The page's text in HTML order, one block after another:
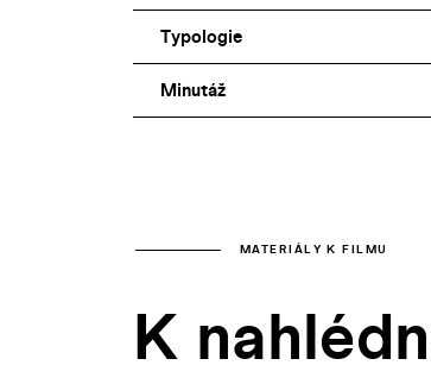
Typologie
Minutáž
MATERIÁLY K FILMU
K